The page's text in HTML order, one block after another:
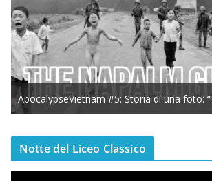
ApocalypseVietnam #5: Storia di una foto:
Notte del Liceo Classico